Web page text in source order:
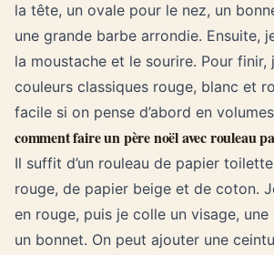
la tête, un ovale pour le nez, un
une grande barbe arrondie. Ensuite,
la moustache et le sourire. Pour finir,
couleurs classiques rouge, blanc et
facile si on pense d’abord en
comment faire un père noël avec rouleau
Il suffit d’un rouleau de papier
rouge, de papier beige et de coton.
en rouge, puis je colle un visage,
un bonnet. On peut ajouter une